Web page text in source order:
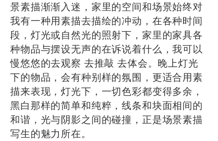
景素描渐渐入迷，家里的空间和场景始终对
我有一种用素描去描绘的冲动，在各种时间
段，灯光或自然光的照射下，家里的家具各
种物品与摆设无声的在诉说着什么，我可以
慢悠悠的去观察 去推敲 去体会。晚上灯光
下的物品，会有种别样的氛围，更适合用素
描来表现，灯光下，一切色彩都变得多余，
黑白那样的简单和纯粹，线条和块面相间的
和谐，光与阴影之间的碰撞，正是场景素描
写生的魅力所在。